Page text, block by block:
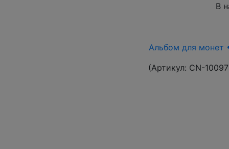
В
Альбом для монет
(Артикул: CN-